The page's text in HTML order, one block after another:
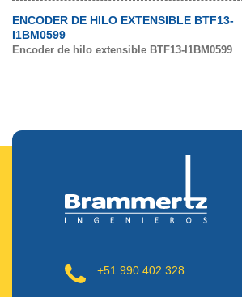
ENCODER DE HILO EXTENSIBLE BTF13-
I1BM0599
Encoder de hilo extensible BTF13-I1BM0599
+51 990 402 328